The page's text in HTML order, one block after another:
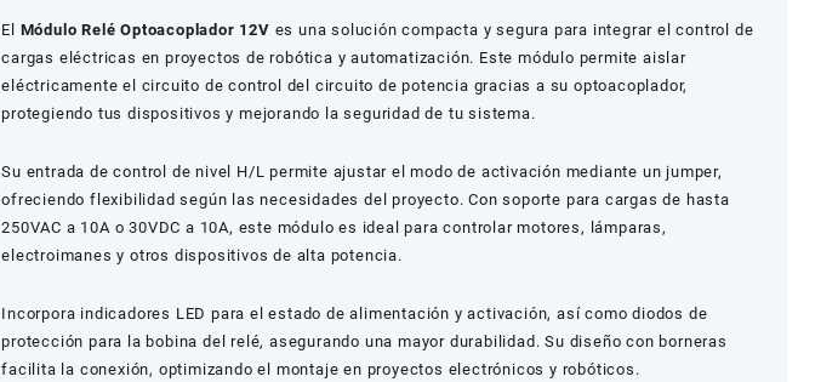
Level
para
Proyectos
de
cantidad
El Módulo Relé Optoacoplador 12V es una solución compacta y segura para integrar el control de
cargas eléctricas en proyectos de robótica y automatización. Este módulo permite aislar
eléctricamente el circuito de control del circuito de potencia gracias a su optoacoplador,
protegiendo tus dispositivos y mejorando la seguridad de tu sistema.
Su entrada de control de nivel H/L permite ajustar el modo de activación mediante un jumper,
ofreciendo flexibilidad según las necesidades del proyecto. Con soporte para cargas de hasta
250VAC a 10A o 30VDC a 10A, este módulo es ideal para controlar motores, lámparas,
electroimanes y otros dispositivos de alta potencia.
Incorpora indicadores LED para el estado de alimentación y activación, así como diodos de
protección para la bobina del relé, asegurando una mayor durabilidad. Su diseño con borneras
facilita la conexión, optimizando el montaje en proyectos electrónicos y robóticos.